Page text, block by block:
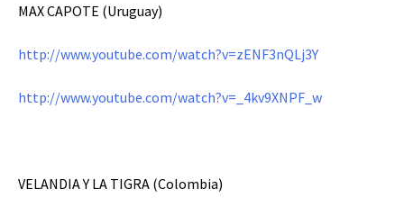
MAX CAPOTE (Uruguay)
http://www.youtube.com/watch?v=zENF3nQLj3Y
http://www.youtube.com/watch?v=_4kv9XNPF_w
VELANDIA Y LA TIGRA (Colombia)